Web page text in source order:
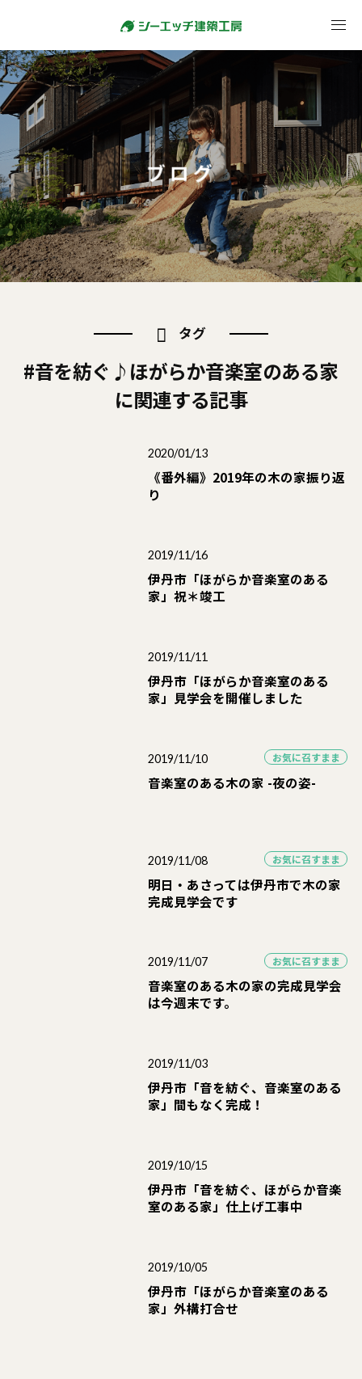
ブログ
タグ
#音を紡ぐ♪ほがらか音楽室のある家
に関連する記事
2020/01/13
《番外編》2019年の木の家振り返
り
2019/11/16
伊丹市「ほがらか音楽室のある
家」祝＊竣工
2019/11/11
伊丹市「ほがらか音楽室のある
家」見学会を開催しました
2019/11/10
音楽室のある木の家 -夜の姿-
お気に召すまま
2019/11/08
明日・あさっては伊丹市で木の家
完成見学会です
お気に召すまま
2019/11/07
音楽室のある木の家の完成見学会
は今週末です。
お気に召すまま
2019/11/03
伊丹市「音を紡ぐ、音楽室のある
家」間もなく完成！
2019/10/15
伊丹市「音を紡ぐ、ほがらか音楽
室のある家」仕上げ工事中
2019/10/05
伊丹市「ほがらか音楽室のある
家」外構打合せ